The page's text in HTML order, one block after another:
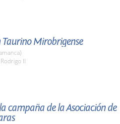
Taurino Mirobrigense
II
campaña de la Asociación de